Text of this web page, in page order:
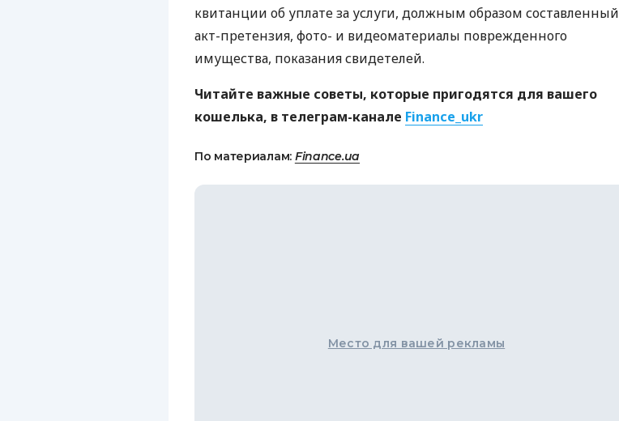
квитанции об уплате за услуги, должным образом составленный
акт-претензия, фото- и видеоматериалы поврежденного
имущества, показания свидетелей.
Читайте важные советы, которые пригодятся для вашего
кошелька, в телеграм-канале Finance_ukr
По материалам: Finance.ua
Место для вашей рекламы